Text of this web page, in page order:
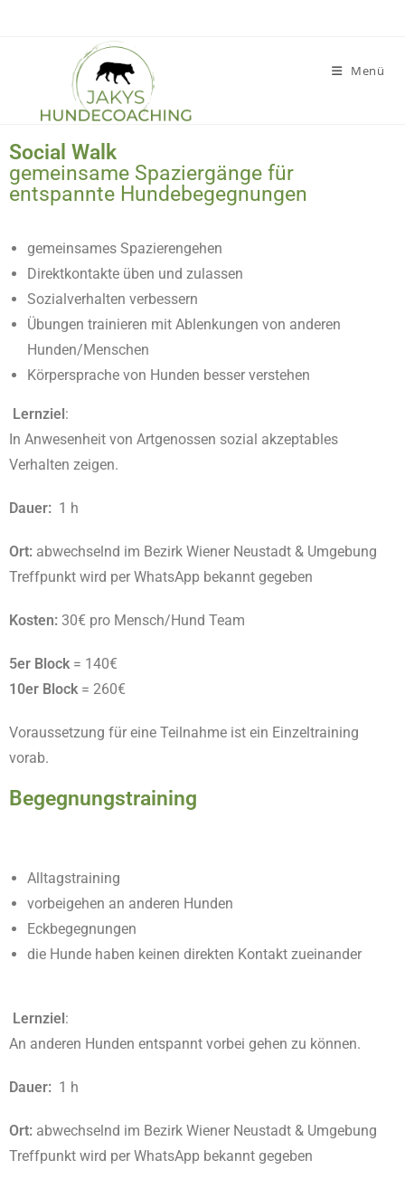
Menü
Social Walk
gemeinsame Spaziergänge für
entspannte Hundebegegnungen
gemeinsames Spazierengehen
Direktkontakte üben und zulassen
Sozialverhalten verbessern
Übungen trainieren mit Ablenkungen von anderen
Hunden/Menschen
Körpersprache von Hunden besser verstehen
Lernziel:
In Anwesenheit von Artgenossen sozial akzeptables
Verhalten zeigen.
Dauer: 1 h
Ort: abwechselnd im Bezirk Wiener Neustadt & Umgebung
Treffpunkt wird per WhatsApp bekannt gegeben
Kosten: 30€ pro Mensch/Hund Team
5er Block= 140€
10er Block = 260€
Voraussetzung für eine Teilnahme ist ein Einzeltraining
vorab.
Begegnungstraining
Alltagstraining
vorbeigehen an anderen Hunden
Eckbegegnungen
die Hunde haben keinen direkten Kontakt zueinander
Lernziel:
An anderen Hunden entspannt vorbei gehen zu können.
Dauer: 1 h
Ort: abwechselnd im Bezirk Wiener Neustadt & Umgebung
Treffpunkt wird per WhatsApp bekannt gegeben